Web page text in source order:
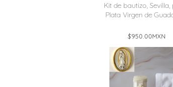
Kit de bautizo, Sevilla,
Plata Virgen de
$950.00MXN